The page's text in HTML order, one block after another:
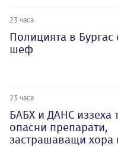
23 часа
Полицията в Бургас
шеф
23 часа
БАБХ и ДАНС иззеха
опасни препарати,
застрашаващи хора